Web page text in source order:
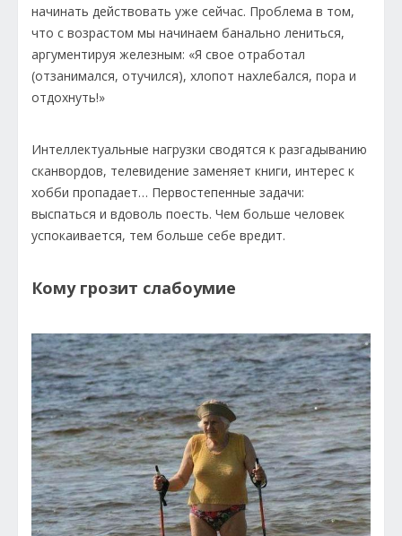
начинать действовать уже сейчас. Проблема в том,
что с возрастом мы начинаем банально лениться,
аргументируя железным: «Я свое отработал
(отзанимался, отучился), хлопот нахлебался, пора и
отдохнуть!»
Интеллектуальные нагрузки сводятся к разгадыванию
сканвордов, телевидение заменяет книги, интерес к
хобби пропадает… Первостепенные задачи:
выспаться и вдоволь поесть. Чем больше человек
успокаивается, тем больше себе вредит.
Кому грозит слабоумие